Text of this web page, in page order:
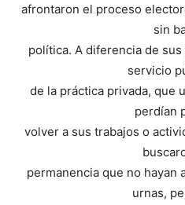
afrontaron el proceso
sin
política. A diferencia de
servicio
de la práctica privada, que
perdían
volver a sus trabajos o
permanencia que no hayan
urnas,